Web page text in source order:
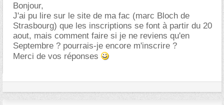
Bonjour,
J'ai pu lire sur le site de ma fac (marc Bloch de
Strasbourg) que les inscriptions se font à partir du 20
aout, mais comment faire si je ne reviens qu'en
Septembre ? pourrais-je encore m'inscrire ?
Merci de vos réponses